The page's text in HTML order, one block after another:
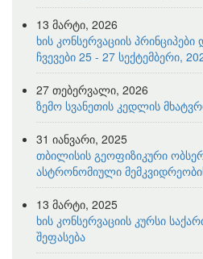
13 მარტი, 2026
ხის კონსერვაციის
ჩვევები 25 - 27 სექტემბერი,
27 თებერვალი, 2026
ზემო სვანეთის კედლის
31 იანვარი, 2025
თბილისის გეოფიზიკური
ასტრონომიული
13 მარტი, 2025
ხის კონსერვაციის კურსი
შეფასება